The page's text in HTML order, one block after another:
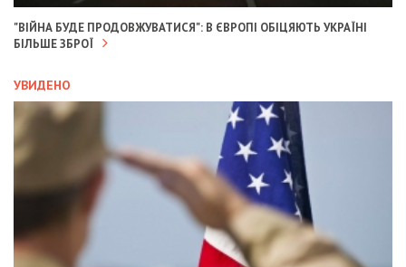
"ВІЙНА БУДЕ ПРОДОВЖУВАТИСЯ": В ЄВРОПІ ОБІЦЯЮТЬ УКРАЇНІ
БІЛЬШЕ ЗБРОЇ
УВИДЕНО